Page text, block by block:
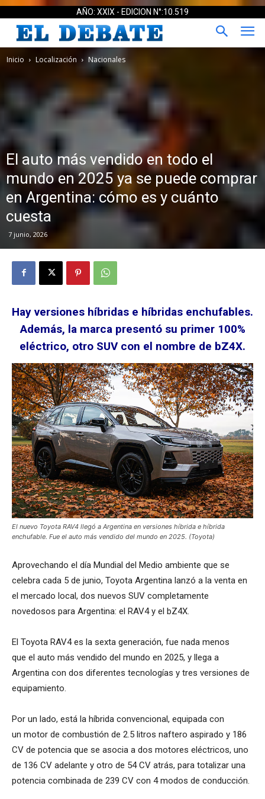
AÑO: XXIX - EDICION N°:10.519
Inicio Localización Nacionales
El auto más vendido en todo el
mundo en 2025 ya se puede comprar
en Argentina: cómo es y cuánto
cuesta
7 junio, 2026
Hay versiones híbridas e híbridas enchufables.
Además, la marca presentó su primer 100%
eléctrico, otro SUV con el nombre de bZ4X.
El nuevo Toyota RAV4 llegó a Argentina en versiones híbrida e híbrida
enchufable. Fue el auto más vendido del mundo en 2025. (Toyota)
Aprovechando el día Mundial del Medio ambiente que se
celebra cada 5 de junio, Toyota Argentina lanzó a la venta en
el mercado local, dos nuevos SUV completamente
novedosos para Argentina: el RAV4 y el bZ4X.
El Toyota RAV4 es la sexta generación, fue nada menos
que el auto más vendido del mundo en 2025, y llega a
Argentina con dos diferentes tecnologías y tres versiones de
equipamiento.
Por un lado, está la híbrida convencional, equipada con
un motor de combustión de 2.5 litros naftero aspirado y 186
CV de potencia que se asocia a dos motores eléctricos, uno
de 136 CV adelante y otro de 54 CV atrás, para totalizar una
potencia combinada de 239 CV con 4 modos de conducción.